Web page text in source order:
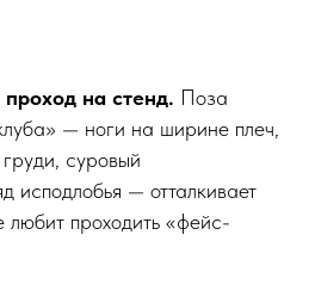
на стенд. Поза
— ноги на ширине плеч,
суровый
исподлобья — отталкивает
любит проходить «фейс-